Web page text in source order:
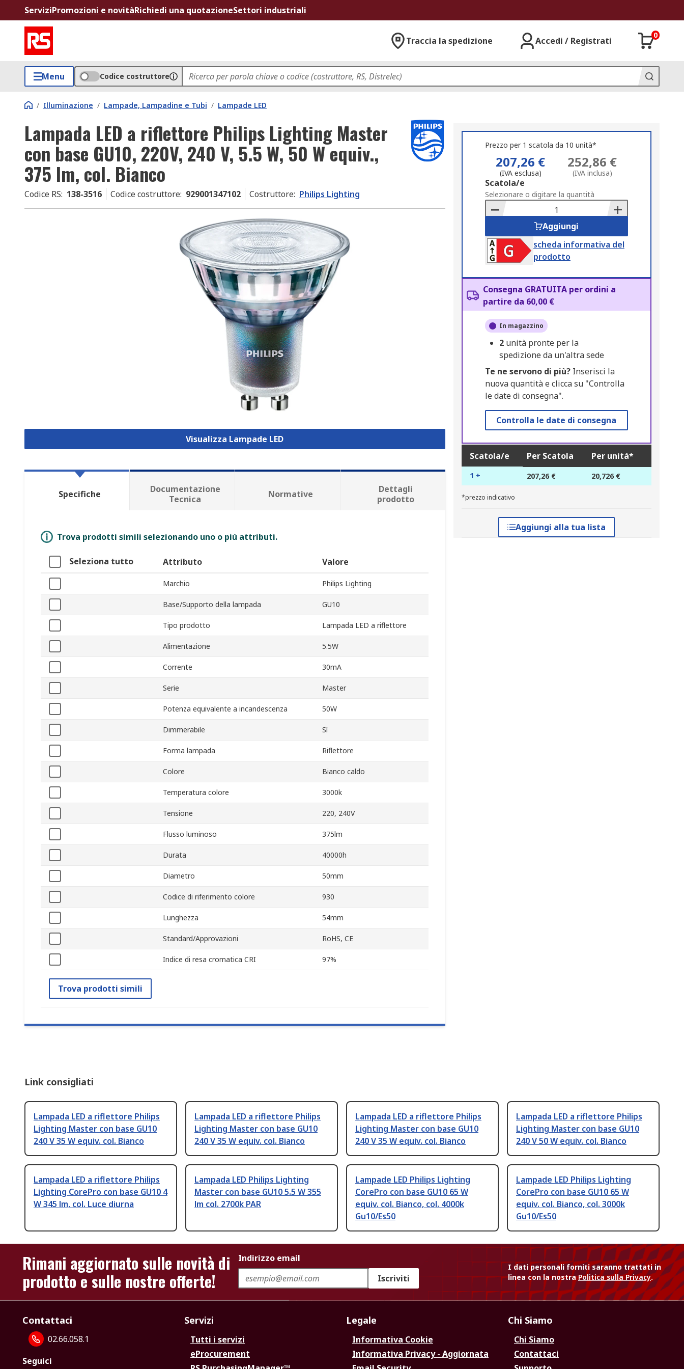
ServiziPromozioni e novitàRichiedi una quotazioneSettori industriali
Traccia la spedizione Accedi / Registrati
0
Menu Codice costruttore
/ Illuminazione / Lampade, Lampadine e Tubi / Lampade LED
Lampada LED a riflettore Philips Lighting Master
con base GU10, 220V, 240 V, 5.5 W, 50 W equiv.,
375 lm, col. Bianco
Codice RS: 138-3516 Codice costruttore: 929001347102 Costruttore: Philips Lighting
Visualizza Lampade LED
Prezzo per 1 scatola da 10 unità*
207,26 €
(IVA esclusa)
252,86 €
(IVA inclusa)
Add
to
Basket
Scatola/e
Selezionare o digitare la quantità
Aggiungi
scheda informativa del
prodotto
Consegna GRATUITA per ordini a
partire da 60,00 €
In magazzino
2 unità pronte per la
spedizione da un'altra sede
Te ne servono di più?Inserisci la
nuova quantità e clicca su "Controlla
le date di consegna".
Controlla le date di consegna
Scatola/e Per Scatola Per unità*
1 + 207,26 € 20,726 €
*prezzo indicativo
Aggiungi alla tua lista
Specifiche
Documentazione
Tecnica
Normative
Dettagli
prodotto
Trova prodotti simili selezionando uno o più attributi.
Seleziona tutto Attributo Valore
Marchio Philips Lighting
Base/Supporto della lampada GU10
Tipo prodotto Lampada LED a riflettore
Alimentazione 5.5W
Corrente 30mA
Serie Master
Potenza equivalente a incandescenza 50W
Dimmerabile Sì
Forma lampada Riflettore
Colore Bianco caldo
Temperatura colore 3000k
Tensione 220, 240V
Flusso luminoso 375lm
Durata 40000h
Diametro 50mm
Codice di riferimento colore 930
Lunghezza 54mm
Standard/Approvazioni RoHS, CE
Indice di resa cromatica CRI 97%
Trova prodotti simili
Link consigliati
Lampada LED a riflettore Philips
Lighting Master con base GU10
240 V 35 W equiv. col. Bianco
Lampada LED a riflettore Philips
Lighting Master con base GU10
240 V 35 W equiv. col. Bianco
Lampada LED a riflettore Philips
Lighting Master con base GU10
240 V 35 W equiv. col. Bianco
Lampada LED a riflettore Philips
Lighting Master con base GU10
240 V 50 W equiv. col. Bianco
Lampada LED a riflettore Philips
Lighting CorePro con base GU10 4
W 345 lm, col. Luce diurna
Lampada LED Philips Lighting
Master con base GU10 5.5 W 355
lm col. 2700k PAR
Lampade LED Philips Lighting
CorePro con base GU10 65 W
equiv. col. Bianco, col. 4000k
Gu10/Es50
Lampade LED Philips Lighting
CorePro con base GU10 65 W
equiv. col. Bianco, col. 3000k
Gu10/Es50
Rimani aggiornato sulle novità di
prodotto e sulle nostre offerte!
Indirizzo email
Iscriviti
I dati personali forniti saranno trattati in
linea con la nostraPolitica sulla Privacy.
Contattaci
02.66.058.1
Seguici
Servizi
Tutti i servizi
eProcurement
Legale
Informativa Cookie
Informativa Privacy - Aggiornata
Chi Siamo
Chi Siamo
Contattaci